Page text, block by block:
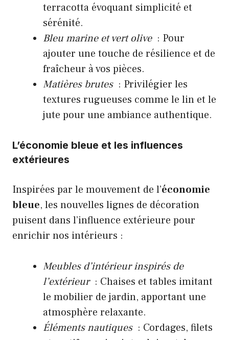
terracotta évoquant simplicité et
sérénité.
Bleu marine et vert olive: Pour
ajouter une touche de résilience et de
fraîcheur à vos pièces.
Matières brutes: Privilégier les
textures rugueuses comme le lin et le
jute pour une ambiance authentique.
L’économie bleue et les influences
extérieures
Inspirées par le mouvement de l’économie
bleue, les nouvelles lignes de décoration
puisent dans l’influence extérieure pour
enrichir nos intérieurs :
Meubles d’intérieur inspirés de
l’extérieur: Chaises et tables imitant
le mobilier de jardin, apportant une
atmosphère relaxante.
Éléments nautiques: Cordages, filets